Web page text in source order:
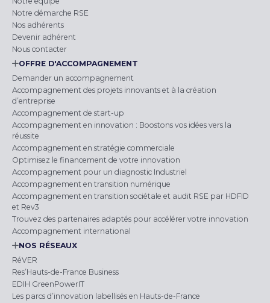
Notre démarche RSE
Nos adhérents
Devenir adhérent
Nous contacter
OFFRE D'ACCOMPAGNEMENT
Demander un accompagnement
Accompagnement des projets innovants et à la création
d’entreprise
Accompagnement de start-up
Accompagnement en innovation : Boostons vos idées vers la
réussite
Accompagnement en stratégie commerciale
Optimisez le financement de votre innovation
Accompagnement pour un diagnostic Industriel
Accompagnement en transition numérique
Accompagnement en transition sociétale et audit RSE par HDFID
et Rev3
Trouvez des partenaires adaptés pour accélérer votre innovation
Accompagnement international
NOS RÉSEAUX
RéVER
Res’Hauts-de-France Business
EDIH GreenPowerIT
Les parcs d’innovation labellisés en Hauts-de-France